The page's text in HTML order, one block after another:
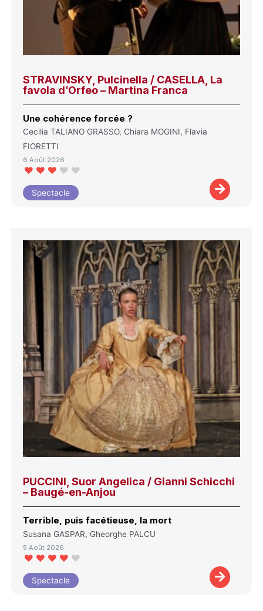
STRAVINSKY, Pulcinella / CASELLA, La
favola d’Orfeo – Martina Franca
Une cohérence forcée ?
Cecilia TALIANO GRASSO, Chiara MOGINI, Flavia
FIORETTI
6 Août 2026
Spectacle
PUCCINI, Suor Angelica / Gianni Schicchi
– Baugé-en-Anjou
Terrible, puis facétieuse, la mort
Susana GASPAR, Gheorghe PALCU
5 Août 2026
Spectacle